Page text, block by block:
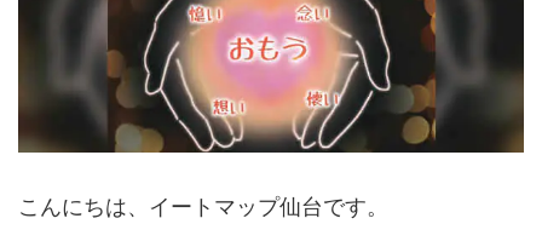
こんにちは、イートマップ仙台です。